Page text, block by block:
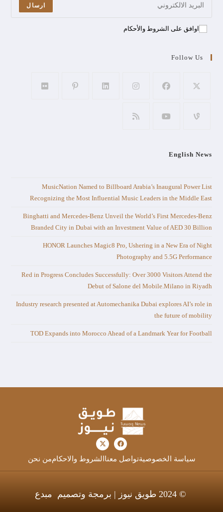
ارسال
اوافق على الشروط والأحكام
Follow Us
English News
MusicNation Named to Billboard Arabia’s Inaugural Power List
Recognizing the Most Influential Music Leaders in the Middle East
Binghatti and Mercedes-Benz Unveil the World’s First Mercedes-Benz
Branded City in Dubai with an Investment Value of AED 30 Billion
HONOR Launches Magic8 Pro, Ushering in a New Era of Night
Photography and 5.5G Performance
Red in Progress Concludes Successfully: Over 3000 Visitors Attend the
Debut of Salone del Mobile.Milano in Riyadh
Industry research presented at Automechanika Dubai explores AI’s role in
the future of mobility
TOD Expands into Morocco Ahead of a Landmark Year for Football
سياسة الخصوصيةتواصل معنا الشروط والاحكاممن نحن
© 2024 طويق نيوز | برمجة وتصميم مبدع